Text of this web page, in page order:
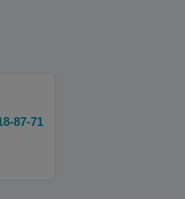
87-71